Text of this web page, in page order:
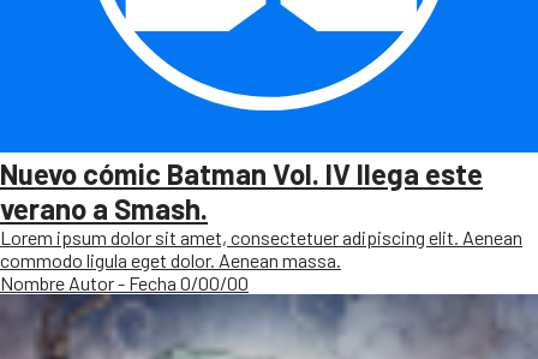
Nuevo cómic Batman Vol. IV llega este
verano a Smash.
Lorem ipsum dolor sit amet, consectetuer adipiscing elit. Aenean
commodo ligula eget dolor. Aenean massa.
Nombre Autor - Fecha 0/00/00